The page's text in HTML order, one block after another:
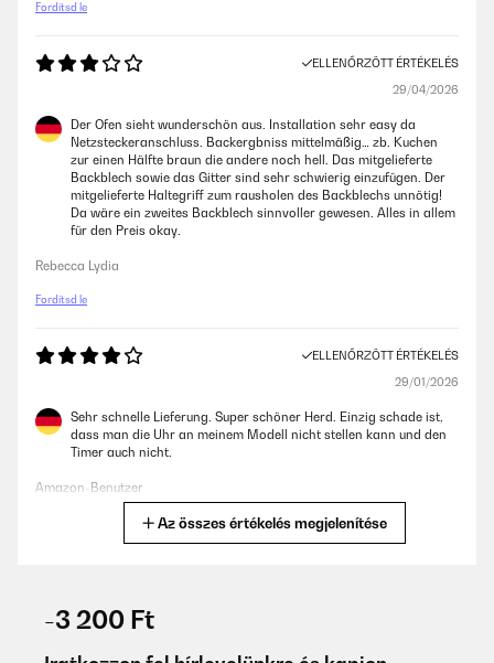
Fordítsd le
ELLENŐRZÖTT ÉRTÉKELÉS
29/04/2026
Der Ofen sieht wunderschön aus. Installation sehr easy da
Netzsteckeranschluss. Backergbniss mittelmäßig… zb. Kuchen
zur einen Hälfte braun die andere noch hell. Das mitgelieferte
Backblech sowie das Gitter sind sehr schwierig einzufügen. Der
mitgelieferte Haltegriff zum rausholen des Backblechs unnötig!
Da wäre ein zweites Backblech sinnvoller gewesen. Alles in allem
für den Preis okay.
Rebecca Lydia
Fordítsd le
ELLENŐRZÖTT ÉRTÉKELÉS
29/01/2026
Sehr schnelle Lieferung. Super schöner Herd. Einzig schade ist,
dass man die Uhr an meinem Modell nicht stellen kann und den
Timer auch nicht.
Amazon-Benutzer
Brotbacken bringt leckere Ergebnisse. Was nervt ist die Uhr, die
Az összes értékelés megjelenítése
-3 200 Ft